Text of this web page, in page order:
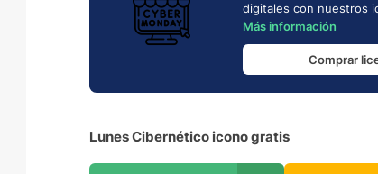
digitales con nuestros
Más información
Comprar
Lunes Cibernético icono gratis